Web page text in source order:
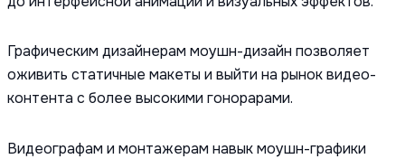
Графическим дизайнерам моушн-дизайн позволяет
оживить статичные макеты и выйти на рынок видео-
контента с более высокими гонорарами.
Видеографам и монтажерам навык моушн-графики